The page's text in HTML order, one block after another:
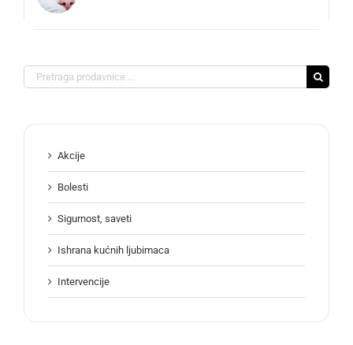
Search
for:
Akcije
Bolesti
Sigurnost, saveti
Ishrana kućnih ljubimaca
Intervencije